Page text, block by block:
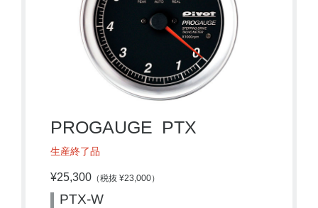
PROGAUGE PTX
生産終了品
¥25,300 （税抜 ¥23,000）
PTX-W